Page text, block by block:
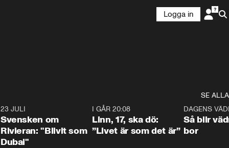
Logga in
SE ALLA
23 JULI
Svensken om
Rivieran: "Blivit som
Dubai"
I GÅR 20:08
Linn, 17, ska dö:
”Livet är som det är”
DAGENS
Så blir
bor